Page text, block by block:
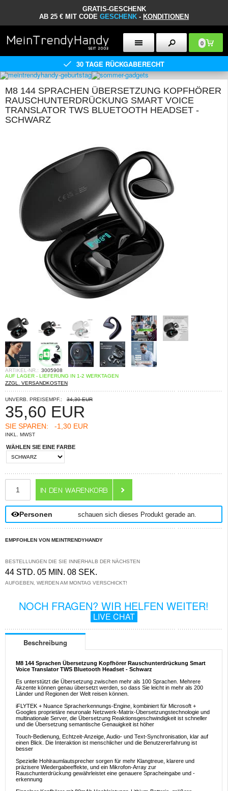
GRATIS-GESCHENK
AB 25 € MIT CODE GESCHENK - KONDITIONEN
0
30 TAGE RÜCKGABERECHT
M8 144 SPRACHEN ÜBERSETZUNG KOPFHÖRER
RAUSCHUNTERDRÜCKUNG SMART VOICE
TRANSLATOR TWS BLUETOOTH HEADSET -
SCHWARZ
ARTIKEL-NR.: 3005908
AUF LAGER - LIEFERUNG IN 1-2 WERKTAGEN
ZZGL. VERSANDKOSTEN
UNVERB. PREISEMPF.: 34,30 EUR
35,60 EUR
SIE SPAREN: -1,30 EUR
INKL. MWST
WÄHLEN SIE EINE FARBE
Personen schauen sich dieses Produkt gerade an.
EMPFOHLEN VON MEINTRENDYHANDY
BESTELLUNGEN DIE SIE INNERHALB DER NÄCHSTEN
44 STD. 05 MIN. 07 SEK.
AUFGEBEN, WERDEN AM MONTAG VERSCHICKT!
NOCH FRAGEN? WIR HELFEN WEITER!
LIVE CHAT
Beschreibung
M8 144 Sprachen Übersetzung Kopfhörer Rauschunterdrückung Smart
Voice Translator TWS Bluetooth Headset - Schwarz
Es unterstützt die Übersetzung zwischen mehr als 100 Sprachen. Mehrere
Akzente können genau übersetzt werden, so dass Sie leicht in mehr als 200
Länder und Regionen der Welt reisen können.
iFLYTEK + Nuance Spracherkennungs-Engine, kombiniert für Microsoft +
Googles proprietäre neuronale Netzwerk-Matrix-Übersetzungstechnologie und
multinationale Server, die Übersetzung Reaktionsgeschwindigkeit ist schneller
und die Übersetzung semantische Genauigkeit ist höher
Touch-Bedienung, Echtzeit-Anzeige, Audio- und Text-Synchronisation, klar auf
einen Blick. Die Interaktion ist menschlicher und die Benutzererfahrung ist
besser
Spezielle Hohlraumlautsprecher sorgen für mehr Klangtreue, klarere und
präzisere Wiedergabeeffekte, und ein Mikrofon-Array zur
Rauschunterdrückung gewährleistet eine genauere Spracheingabe und -
erkennung